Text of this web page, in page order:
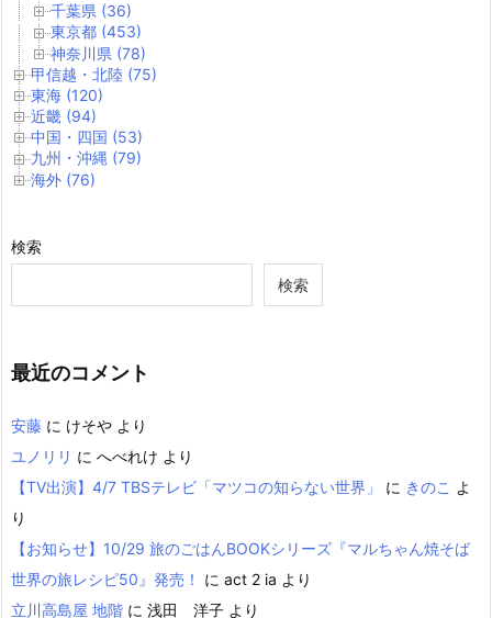
千葉県 (36)
東京都 (453)
神奈川県 (78)
甲信越・北陸 (75)
東海 (120)
近畿 (94)
中国・四国 (53)
九州・沖縄 (79)
海外 (76)
検索
検索
最近のコメント
安藤 に けそや より
ユノリリ に へべれけ より
【TV出演】4/7 TBSテレビ「マツコの知らない世界」
に きのこ よ
り
【お知らせ】10/29 旅のごはんBOOKシリーズ『マルちゃん焼そば
世界の旅レシピ50』発売！
に act 2 ia より
立川高島屋 地階 に 浅田 洋子 より